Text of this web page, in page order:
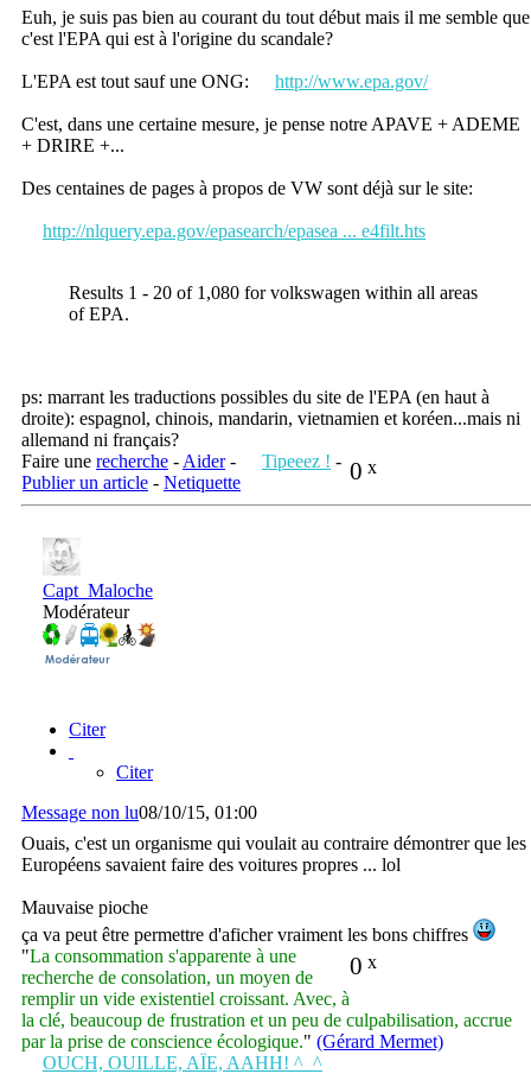
Euh, je suis pas bien au courant du tout début mais il me semble que
c'est l'EPA qui est à l'origine du scandale?
L'EPA est tout sauf une ONG: http://www.epa.gov/
C'est, dans une certaine mesure, je pense notre APAVE + ADEME
+ DRIRE +...
Des centaines de pages à propos de VW sont déjà sur le site:
http://nlquery.epa.gov/epasearch/epasea ... e4filt.hts
Results 1 - 20 of 1,080 for volkswagen within all areas
of EPA.
ps: marrant les traductions possibles du site de l'EPA (en haut à
droite): espagnol, chinois, mandarin, vietnamien et koréen...mais ni
allemand ni français?
0 x
Faire une recherche - Aider- Tipeeez ! -
Publier un article - Netiquette
Capt_Maloche
Modérateur
Citer
Citer
Message non lu08/10/15, 01:00
Ouais, c'est un organisme qui voulait au contraire démontrer que les
Européens savaient faire des voitures propres ... lol
Mauvaise pioche
ça va peut être permettre d'aficher vraiment les bons chiffres
0 x
"La consommation s'apparente à une
recherche de consolation, un moyen de
remplir un vide existentiel croissant. Avec, à
la clé, beaucoup de frustration et un peu de culpabilisation, accrue
par la prise de conscience écologique." (Gérard Mermet)
OUCH, OUILLE, AÏE, AAHH! ^_^